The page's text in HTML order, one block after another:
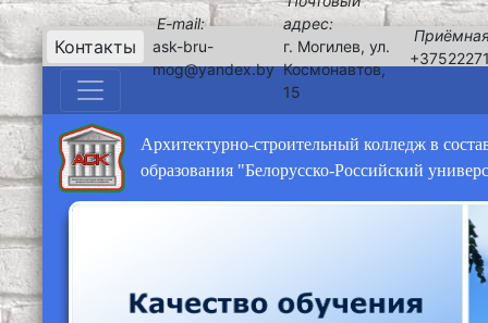
Контакты
E-mail:
ask-bru-
mog@yandex.by
адрес:
г. Могилев, ул.
Космонавтов,
15
Архитектурно-строительный колледж в
образования "Белорусско-Российский